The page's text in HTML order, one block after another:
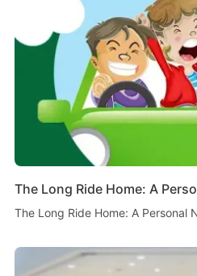
The Long Ride Home: A
The Long Ride Home: A Personal